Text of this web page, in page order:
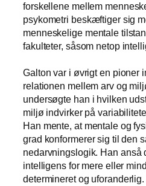
forskellene mellem
psykometri beskæftiger sig
menneskelige mentale
fakulteter, såsom netop
Galton var i øvrigt en pioner
relationen mellem arv og
undersøgte han i hvilken
miljø indvirker på
Han mente, at mentale og
grad konformerer sig til den
nedarvningslogik. Han anså
intelligens for mere eller
determineret og